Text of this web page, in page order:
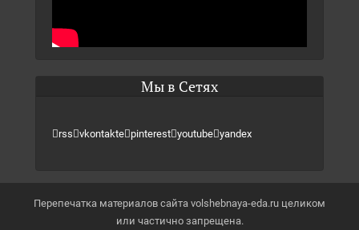
Мы в Сетях
rss vkontakte pinterest youtube yandex
Перепечатка материалов сайта volshebnaya-eda.ru целиком
или частично запрещена.